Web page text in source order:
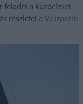
feladni a küzdelmet
részletei a Veszprém